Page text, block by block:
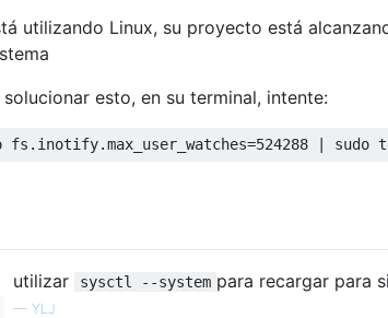
utilizando Linux, su proyecto está
solucionar esto, en su terminal, intente:
utilizar sysctl --system para recargar para
— YLJ